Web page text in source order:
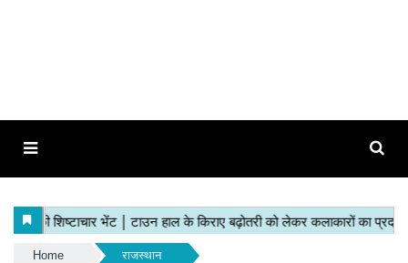
Home राजस्थान